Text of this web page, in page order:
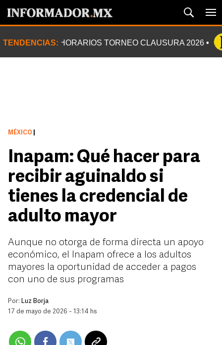
TENDENCIAS: HORARIOS TORNEO CLAUSURA 2026
MÉXICO
Inapam: Qué hacer para
recibir aguinaldo si
tienes la credencial de
adulto mayor
Aunque no otorga de forma directa un apoyo
económico, el Inapam ofrece a los adultos
mayores la oportunidad de acceder a pagos
con uno de sus programas
Por: Luz Borja
17 de mayo de 2026 - 13:14 hs